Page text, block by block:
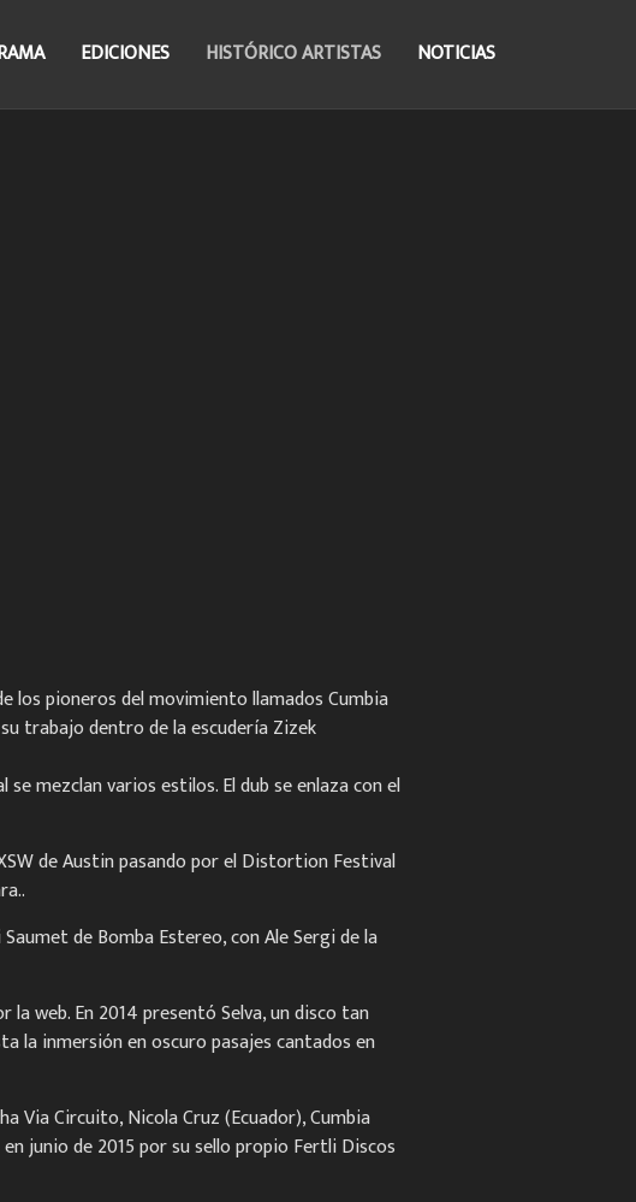
EDICIONES HISTÓRICO ARTISTAS NOTICIAS
los pioneros del movimiento llamados Cumbia
trabajo dentro de la escudería Zizek
mezclan varios estilos. El dub se enlaza con el
de Austin pasando por el Distortion Festival
de Bomba Estereo, con Ale Sergi de la
web. En 2014 presentó Selva, un disco tan
la inmersión en oscuro pasajes cantados en
Via Circuito, Nicola Cruz (Ecuador), Cumbia
junio de 2015 por su sello propio Fertli Discos